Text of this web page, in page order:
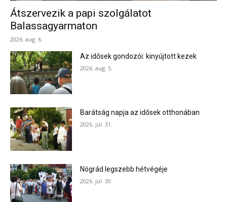
Átszervezik a papi szolgálatot
Balassagyarmaton
2026. aug. 6.
Az idősek gondozói: kinyújtott kezek
2026. aug. 5.
Barátság napja az idősek otthonában
2026. júl. 31.
Nógrád legszebb hétvégéje
2026. júl. 30.